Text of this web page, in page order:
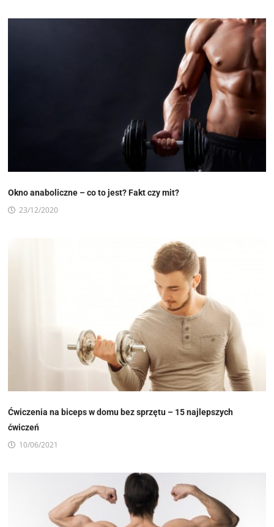
Okno anaboliczne – co to jest? Fakt czy mit?
23/12/2020
Ćwiczenia na biceps w domu bez sprzętu – 15 najlepszych
ćwiczeń
10/06/2021